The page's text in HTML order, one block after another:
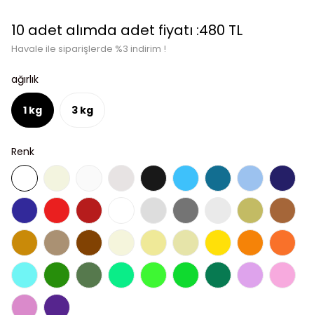
10 adet alımda adet fiyatı :480 TL
Havale ile siparişlerde %3 indirim !
ağırlık
1 kg 3 kg
Renk